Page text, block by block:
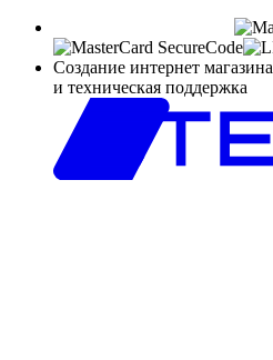
Создание интернет магазина
и техническая поддержка